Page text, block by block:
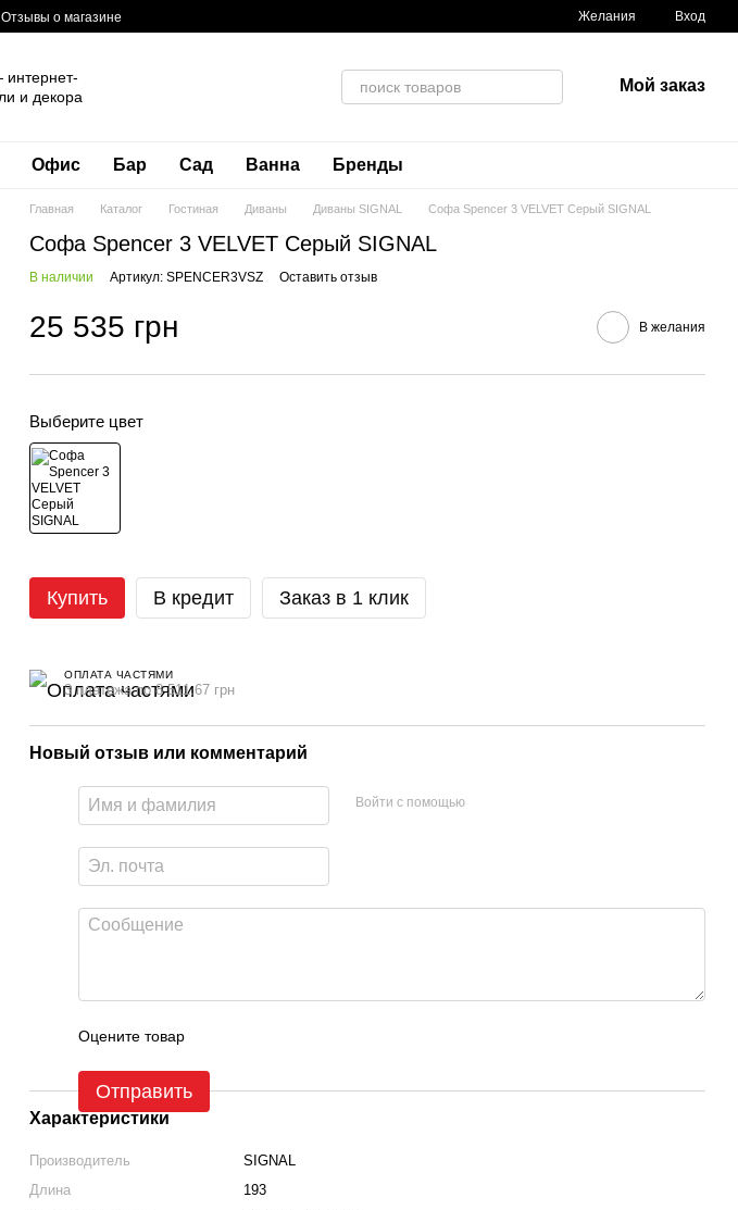
Отзывы о магазине Желания Вход
Мой заказ
Офис Бар Сад Ванна Бренды
Главная Каталог Гостиная Диваны Диваны SIGNAL Софа Spencer 3 VELVET Серый SIGNAL
Софа Spencer 3 VELVET Серый SIGNAL
В наличии Артикул: SPENCER3VSZ Оставить отзыв
25 535 грн В желания
Выберите цвет
Купить В кредит Заказ в 1 клик
ОПЛАТА ЧАСТЯМИ
3 платежа по 8 511.67 грн
Новый отзыв или комментарий
Войти с помощью
Оцените товар
Отправить
Характеристики
Производитель
SIGNAL
Длина
193